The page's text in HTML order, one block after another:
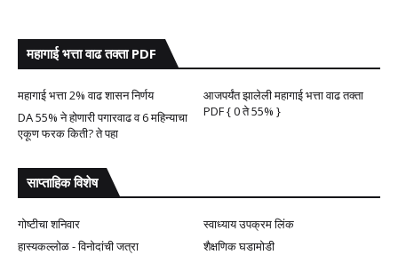
महागाई भत्ता वाढ तक्ता PDF
महागाई भत्ता 2% वाढ शासन निर्णय
आजपर्यंत झालेली महागाई भत्ता वाढ तक्ता
PDF { 0 ते 55% }
DA 55% ने होणारी पगारवाढ व 6 महिन्याचा
एकूण फरक किती? ते पहा
साप्ताहिक विशेष
गोष्टीचा शनिवार
स्वाध्याय उपक्रम लिंक
हास्यकल्लोळ - विनोदांची जत्रा
शैक्षणिक घडामोडी